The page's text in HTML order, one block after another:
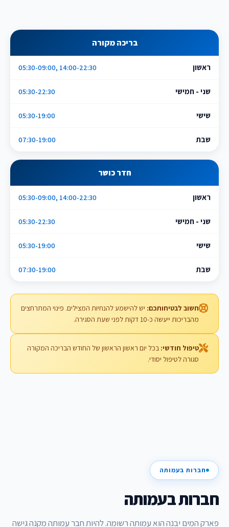
בריכה מקורה
ראשון 05:30-09:00, 14:00-22:30
שני - חמישי 05:30-22:30
שישי 05:30-19:00
שבת 07:30-19:00
חדר כושר
ראשון 05:30-09:00, 14:00-22:30
שני - חמישי 05:30-22:30
שישי 05:30-19:00
שבת 07:30-19:00
חשוב לבטיחותכם: יש להישמע להנחיות המצילים. פינוי המתרחצים
מהבריכות ייעשה כ-10 דקות לפני שעת הסגירה.
טיפול חודשי: בכל יום ראשון הראשון של החודש הבריכה המקורה
סגורה לטיפול יסודי.
חברות בעמותה
חברות בעמותה
פארק המים יבנה הוא עמותה רשומה. להיות חבר עמותה מקנה גישה